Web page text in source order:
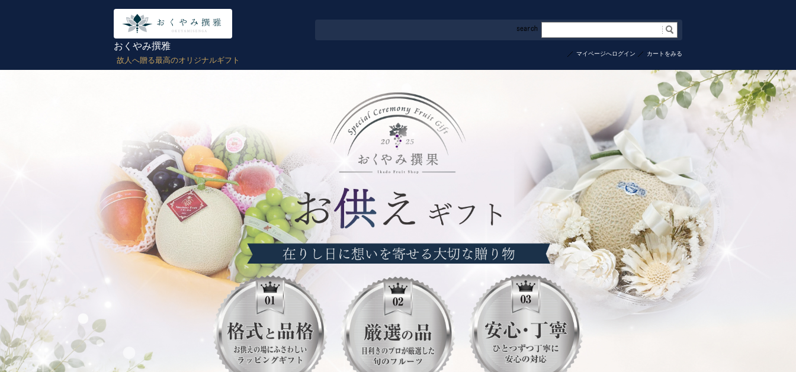
おくやみ撰雅
故人へ贈る最高のオリジナルギフト
マイページへログイン カートをみる